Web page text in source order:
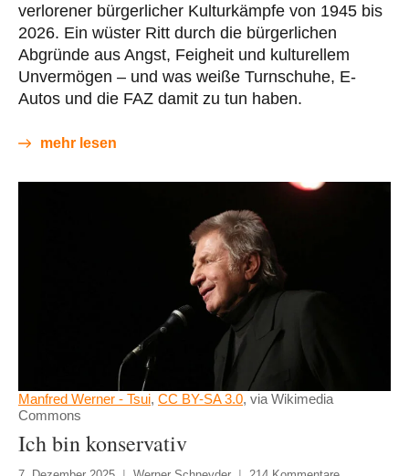
verlorener bürgerlicher Kulturkämpfe von 1945 bis
2026. Ein wüster Ritt durch die bürgerlichen
Abgründe aus Angst, Feigheit und kulturellem
Unvermögen – und was weiße Turnschuhe, E-
Autos und die FAZ damit zu tun haben.
mehr lesen
Manfred Werner - Tsui, CC BY-SA 3.0, via Wikimedia
Commons
Ich bin konservativ